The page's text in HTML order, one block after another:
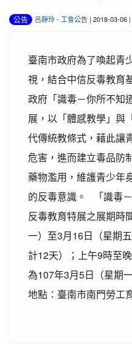
公告 呂靜玲- 工會公告 | 2018-03-06
臺南市政府為了喚起青
視，結合中信反毒教育
政府「識毒－你所不知
展，以「體感教學」與
代傳統教條式，藉此讓
危害，進而建立毒品防
藥物濫用，維護青少年
的反毒意識。 「識毒
反毒教育特展之展期時
一）至3月16日（星期
計12天）；上午9時至
為107年3月5日（星期
地點：臺南市南門勞工